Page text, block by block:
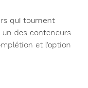
qui tournent
un des conteneurs
et l’option